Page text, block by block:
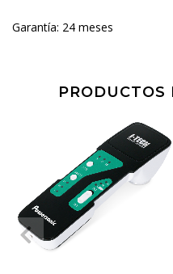
Garantía: 24 meses
PRODUCTOS